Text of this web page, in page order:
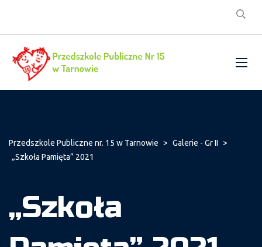
Przedszkole Publiczne nr. 15 w Tarnowie > Galerie - Gr II >
„Szkoła Pamięta” 2021
„Szkoła